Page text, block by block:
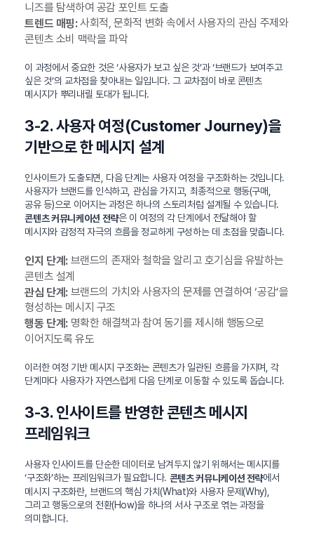
니즈를 탐색하여 공감 포인트 도출
트렌드 매핑:사회적, 문화적 변화 속에서 사용자의 관심 주제와
콘텐츠 소비 맥락을 파악
이 과정에서 중요한 것은 ‘사용자가 보고 싶은 것’과 ‘브랜드가 보여주고
싶은 것’의 교차점을 찾아내는 일입니다. 그 교차점이 바로 콘텐츠
메시지가 뿌리내릴 토대가 됩니다.
3-2. 사용자 여정(Customer Journey)을
기반으로 한 메시지 설계
인사이트가 도출되면, 다음 단계는 사용자 여정을 구조화하는 것입니다.
사용자가 브랜드를 인식하고, 관심을 가지고, 최종적으로 행동(구매,
공유 등)으로 이어지는 과정은 하나의 스토리처럼 설계될 수 있습니다.
콘텐츠 커뮤니케이션 전략은 이 여정의 각 단계에서 전달해야 할
메시지와 감정적 자극의 흐름을 정교하게 구성하는 데 초점을 맞춥니다.
인지 단계:브랜드의 존재와 철학을 알리고 호기심을 유발하는
콘텐츠 설계
관심 단계:브랜드의 가치와 사용자의 문제를 연결하여 ‘공감’을
형성하는 메시지 구조
행동 단계:명확한 해결책과 참여 동기를 제시해 행동으로
이어지도록 유도
이러한 여정 기반 메시지 구조화는 콘텐츠가 일관된 흐름을 가지며, 각
단계마다 사용자가 자연스럽게 다음 단계로 이동할 수 있도록 돕습니다.
3-3. 인사이트를 반영한 콘텐츠 메시지
프레임워크
사용자 인사이트를 단순한 데이터로 남겨두지 않기 위해서는 메시지를
‘구조화’하는 프레임워크가 필요합니다. 콘텐츠 커뮤니케이션 전략에서
메시지 구조화란, 브랜드의 핵심 가치(What)와 사용자 문제(Why),
그리고 행동으로의 전환(How)을 하나의 서사 구조로 엮는 과정을
의미합니다.